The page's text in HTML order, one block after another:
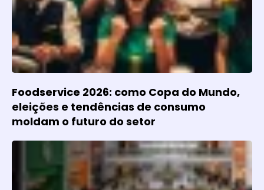
Foodservice 2026: como Copa do Mundo,
eleições e tendências de consumo
moldam o futuro do setor